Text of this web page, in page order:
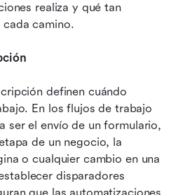
realiza y qué tan
cada camino.
definen cuándo
En los flujos de trabajo
ser el envío de un formulario,
de un negocio, la
o cualquier cambio en una
disparadores